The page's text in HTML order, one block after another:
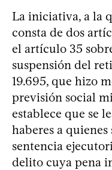
La iniciativa, a la
consta de dos
el artículo 35
suspensión del
19.695, que hizo
previsión social
establece que se
haberes a
sentencia
delito cuya pena